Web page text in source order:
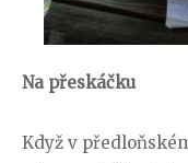
Na přeskáčku
Když v